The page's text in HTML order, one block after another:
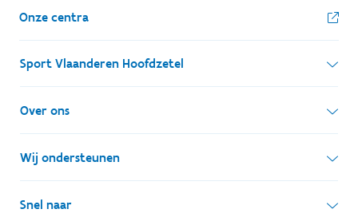
Onze centra
Sport Vlaanderen Hoofdzetel
Simon Bolivarlaan 17
1000 Brussel
Ondernemingsnummer: BE 0248.142.826
Over ons
Wie zijn we, wat doen we
Onze centra
Wij ondersteunen
Lokale besturen
Snel naar